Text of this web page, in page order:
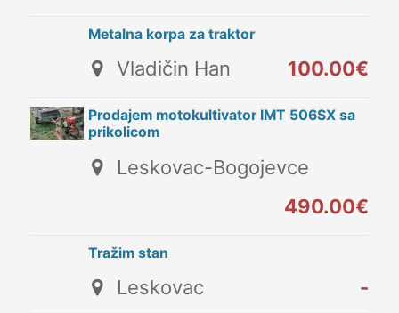
Metalna korpa za traktor
Vladičin Han 100.00€
Prodajem motokultivator IMT 506SX sa
prikolicom
Leskovac-Bogojevce
490.00€
Tražim stan
Leskovac -